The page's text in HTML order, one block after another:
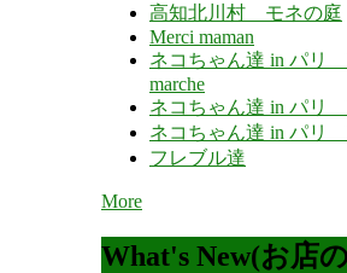
高知北川村 モネの庭
Merci maman
ネコちゃん達 in パリ
marche
ネコちゃん達 in パリ
ネコちゃん達 in パリ
フレブル達
More
What's New(お店